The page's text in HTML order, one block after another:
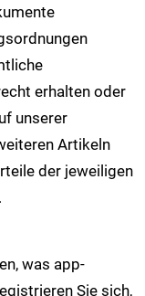
erhalten oder
unserer
Artikeln
der jeweiligen
was app-
Sie sich,